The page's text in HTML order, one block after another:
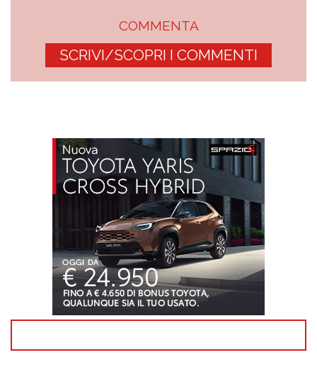
COMMENTA
SCRIVI/SCOPRI I COMMENTI